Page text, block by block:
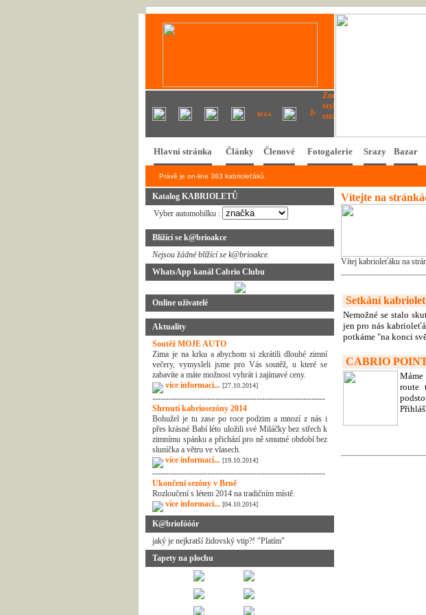
Hlavní stránka Články Členové Fotogalerie Srazy Bazar
Právě je on-line 383 kabrioleťáků.
Katalog KABRIOLETŮ
Vyber automobilku :
Blížící se k@brioakce
Nejsou žádné blížící se k@brioakce.
WhatsApp kanál Cabrio Clubu
Online uživatelé
Aktuality
Soutěž MOJE AUTO
Zima je na krku a abychom si zkrátili dlouhé zimní
večery, vymysleli jsme pro Vás soutěž, u které se
zabavíte a máte možnost vyhrát i zajímavé ceny.
více informací... [27.10.2014]
---------------------------------------------------------------
Shrnutí kabriosezóny 2014
Bohužel je tu zase po roce podzim a mnozí z nás i
přes krásné Babí léto uložili své Miláčky bez střech k
zimnímu spánku a přichází pro ně smutné období bez
sluníčka a větru ve vlasech.
více informací... [19.10.2014]
---------------------------------------------------------------
Ukončení sezóny v Brně
Rozloučení s létem 2014 na tradičním místě.
více informací... [04.10.2014]
K@briofóóór
jaký je nejkratší židovský vtip?! "Platím"
Tapety na plochu
Vítejte na
Vítej kabrioleťáku na
Setkání
Nemožné se stalo
jen pro nás
potkáme "na konci
CABRIO
route